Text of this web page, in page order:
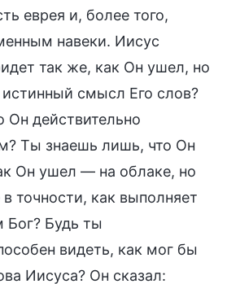
еврея и, более того,
навеки. Иисус
так же, как Он ушел, но
истинный смысл Его слов?
Он действительно
Ты знаешь лишь, что Он
Он ушел — на облаке, но
точности, как выполняет
Будь ты
видеть, как мог бы
Иисуса? Он сказал: